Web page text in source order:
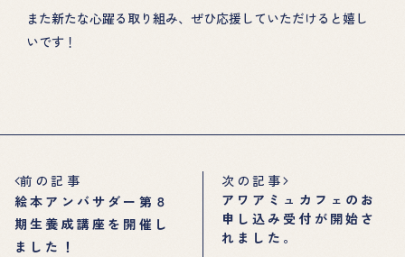
また新たな心躍る取り組み、ぜひ応援していただけると嬉し
いです！
前の記事
絵本アンバサダー第８
期生養成講座を開催し
ました！
次の記事
アワアミュカフェのお
申し込み受付が開始さ
れました。